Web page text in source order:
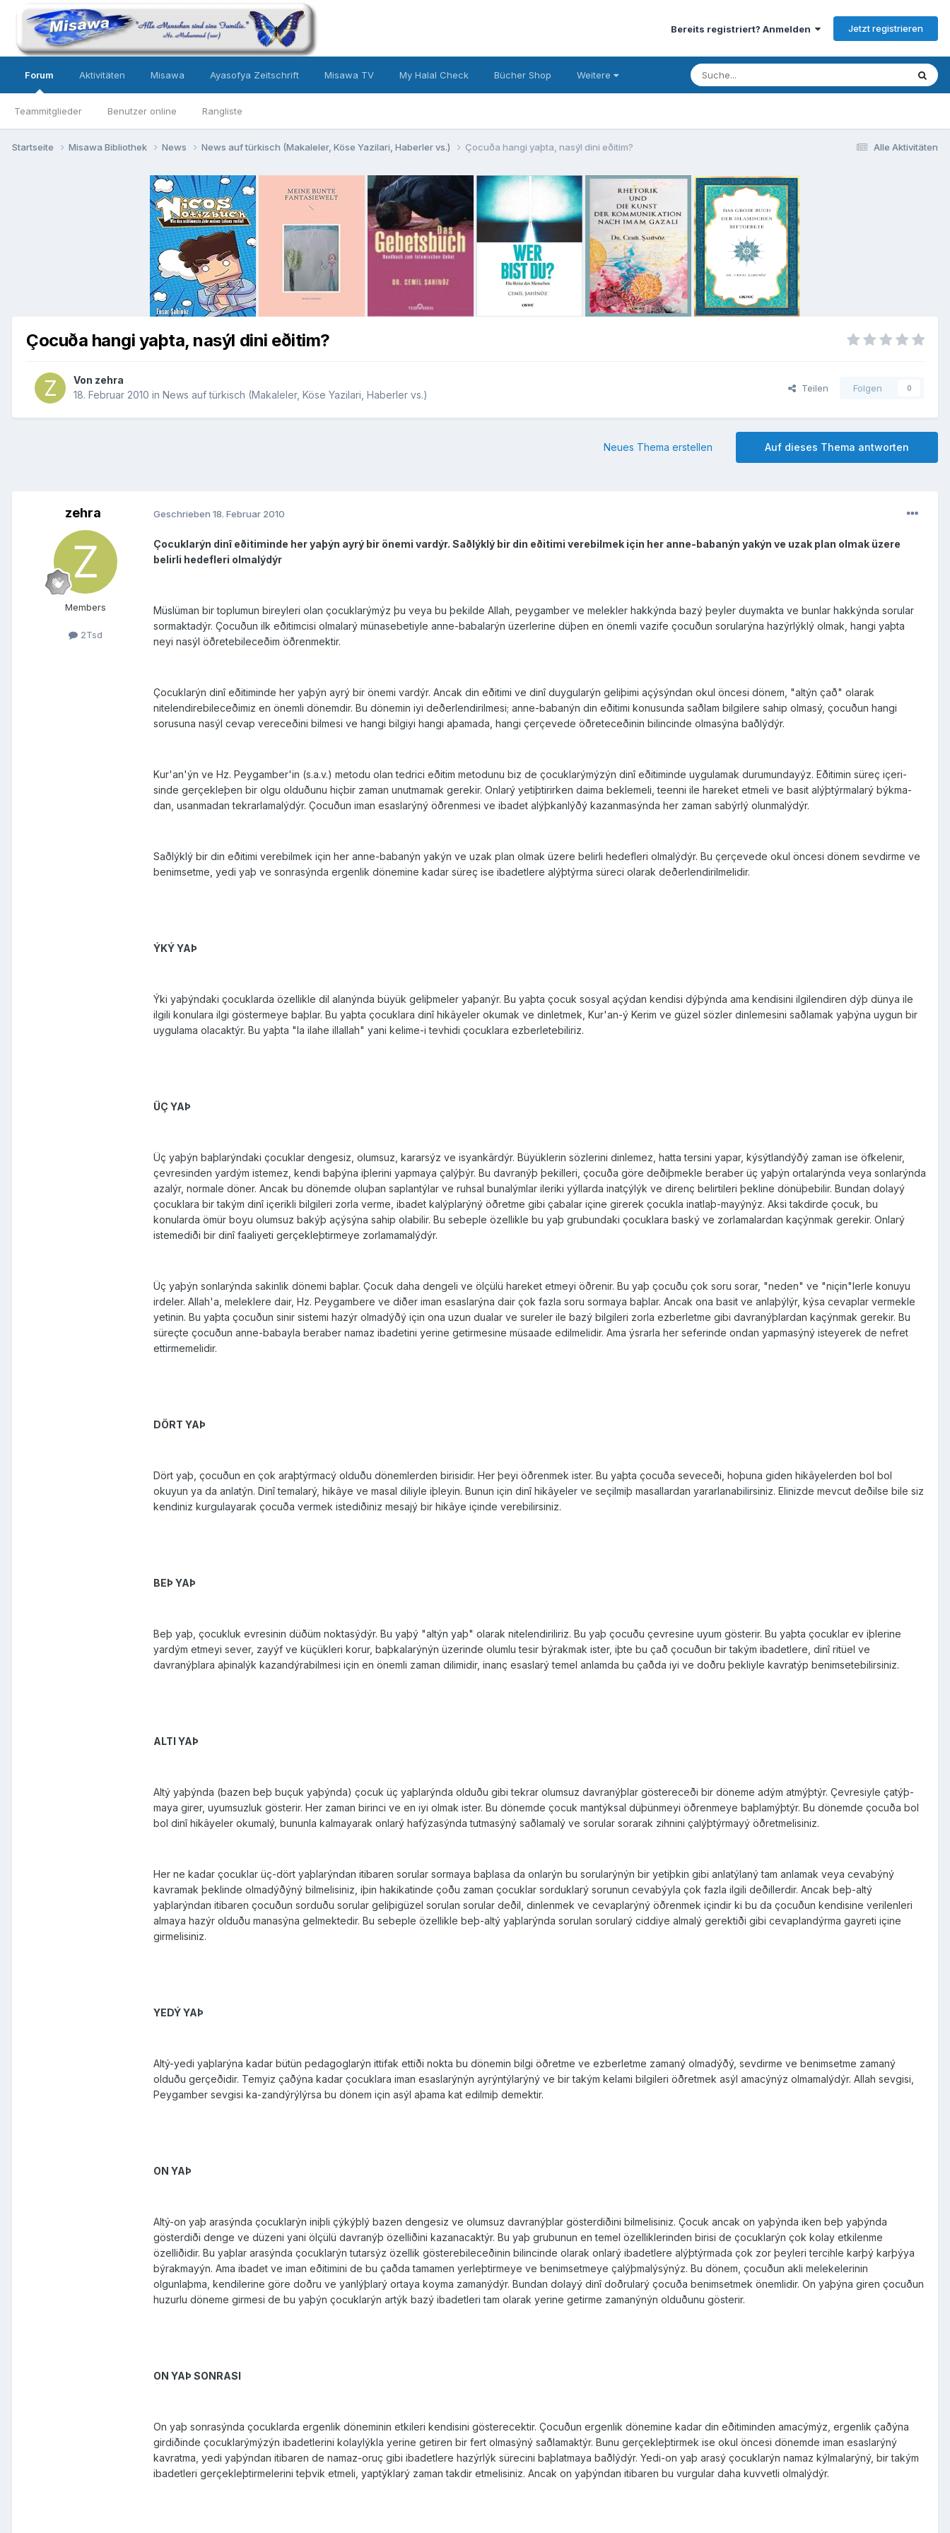
Bereits registriert? Anmelden Jetzt registrieren
Forum
Teammitglieder Benutzer online Rangliste
Aktivitäten Misawa Ayasofya Zeitschrift Misawa TV My Halal Check Bücher Shop Weitere
Alle Aktivitäten
Startseite Misawa Bibliothek News News auf türkisch (Makaleler, Köse Yazilari, Haberler vs.) Çocuða hangi yaþta, nasýl dini eðitim?
Çocuða hangi yaþta, nasýl dini eðitim?
Von zehra
18. Februar 2010 in News auf türkisch (Makaleler, Köse Yazilari, Haberler vs.)
Teilen Folgen 0
Auf dieses Thema antworten
Neues Thema erstellen
zehra
Members
2Tsd
Geschrieben 18. Februar 2010
Çocuklarýn dinî eðitiminde her yaþýn ayrý bir önemi vardýr. Saðlýklý bir din eðitimi verebilmek için her anne-babanýn yakýn ve uzak plan olmak üzere
belirli hedefleri olmalýdýr
Müslüman bir toplumun bireyleri olan çocuklarýmýz þu veya bu þekilde Allah, peygamber ve melekler hakkýnda bazý þeyler duymakta ve bunlar hakkýnda sorular
sormaktadýr. Çocuðun ilk eðitimcisi olmalarý münasebetiyle anne-babalarýn üzerlerine düþen en önemli vazife çocuðun sorularýna hazýrlýklý olmak, hangi yaþta
neyi nasýl öð­retebileceðim öðrenmektir.
Çocuklarýn dinî eðitiminde her yaþýn ayrý bir önemi vardýr. Ancak din eðitimi ve dinî duygularýn geliþimi açýsýndan okul öncesi dönem, "altýn çað" olarak
nitelendirebileceðimiz en önemli dönemdir. Bu dönemin iyi deðerlendirilmesi; anne-babanýn din eðitimi konusunda saðlam bilgilere sa­hip olmasý, çocuðun hangi
sorusuna nasýl cevap vereceðini bilmesi ve hangi bilgiyi hangi aþamada, hangi çerçe­vede öðreteceðinin bilincinde olmasýna baðlýdýr.
Kur'an'ýn ve Hz. Peygamber'in (s.a.v.) metodu olan tedrici eðitim metodunu biz de çocuklarýmýzýn dinî eði­timinde uygulamak durumundayýz. Eðitimin süreç içeri­
sinde gerçekleþen bir olgu olduðunu hiçbir zaman unut­mamak gerekir. Onlarý yetiþtirirken daima beklemeli, teenni ile hareket etmeli ve basit alýþtýrmalarý býkma­
dan, usanmadan tekrarlamalýdýr. Çocuðun iman esasla­rýný öðrenmesi ve ibadet alýþkanlýðý kazanmasýnda her zaman sabýrlý olunmalýdýr.
Saðlýklý bir din eðitimi verebilmek için her anne-babanýn yakýn ve uzak plan olmak üzere belirli hedefleri olmalýdýr. Bu çerçevede okul öncesi dönem sevdirme ve
benimsetme, yedi yaþ ve sonrasýnda ergenlik dönemine kadar süreç ise ibadetlere alýþtýrma süreci olarak deðerlendirilmelidir.
ÝKÝ YAÞ
Ýki yaþýndaki çocuklarda özellikle dil alanýnda büyük geliþmeler yaþanýr. Bu yaþta çocuk sosyal açýdan kendisi dýþýnda ama kendisini ilgilendiren dýþ dünya ile
ilgili konulara ilgi göstermeye baþlar. Bu yaþta çocuklara dinî hikâyeler okumak ve din­letmek, Kur'an-ý Kerim ve güzel sözler dinlemesini saðlamak yaþýna uygun bir
uygulama olacaktýr. Bu yaþta "la ilahe illallah" yani kelime-i tevhidi çocuk­lara ezberletebiliriz.
ÜÇ YAÞ
Üç yaþýn baþlarýndaki çocuklar dengesiz, olum­suz, kararsýz ve isyankârdýr. Büyüklerin sözlerini dinlemez, hatta tersini yapar, kýsýtlandýðý zaman ise öfkelenir,
çevresinden yardým istemez, kendi ba­þýna iþlerini yapmaya çalýþýr. Bu davranýþ þekilleri, çocuða göre deðiþmekle beraber üç yaþýn ortala­rýnda veya sonlarýnda
azalýr, normale döner. Ancak bu dönemde oluþan saplantýlar ve ruhsal bunalým­lar ileriki yýllarda inatçýlýk ve direnç belirtileri þek­line dönüþebilir. Bundan dolayý
çocuklara bir takým dinî içerikli bilgileri zorla verme, ibadet kalýplarýný öðretme gibi çabalar içine girerek çocukla inatlaþ-mayýnýz. Aksi takdirde çocuk, bu
konularda ömür boyu olumsuz bakýþ açýsýna sahip olabilir. Bu se­beple özellikle bu yaþ grubundaki çocuklara baský ve zorlamalardan kaçýnmak gerekir. Onlarý
isteme­diði bir dinî faaliyeti gerçekleþtirmeye zorlamama­lýdýr.
Üç yaþýn sonlarýnda sakinlik dönemi baþlar. Çocuk daha dengeli ve ölçülü hareket etmeyi öðrenir. Bu yaþ çocuðu çok soru sorar, "neden" ve "niçin"lerle konuyu
irdeler. Allah'a, meleklere dair, Hz. Peygam­bere ve diðer iman esaslarýna dair çok fazla soru sormaya baþlar. Ancak ona basit ve anlaþýlýr, kýsa cevaplar vermekle
yetinin. Bu yaþta çocuðun sinir sistemi hazýr olmadýðý için ona uzun dualar ve su­reler ile bazý bilgileri zorla ezberletme gibi davra­nýþlardan kaçýnmak gerekir. Bu
süreçte çocuðun anne-babayla beraber namaz ibadetini yerine ge­tirmesine müsaade edilmelidir. Ama ýsrarla her se­ferinde ondan yapmasýný isteyerek de nefret
ettir­memelidir.
DÖRT YAÞ
Dört yaþ, çocuðun en çok araþtýrmacý olduðu dönemlerden birisidir. Her þeyi öðrenmek ister. Bu yaþta çocuða seveceði, hoþuna giden hikâyelerden bol bol
okuyun ya da anlatýn. Dinî temalarý, hikâye ve masal diliyle iþleyin. Bunun için dinî hikâyeler ve seçilmiþ masallardan yararlanabilirsiniz. Elinizde mevcut deðilse bile siz
kendiniz kurgulayarak ço­cuða vermek istediðiniz mesajý bir hikâye içinde ve­rebilirsiniz.
BEÞ YAÞ
Beþ yaþ, çocukluk evresinin düðüm noktasýdýr. Bu yaþý "altýn yaþ" olarak nitelendiriliriz. Bu yaþ ço­cuðu çevresine uyum gösterir. Bu yaþta çocuklar ev iþlerine
yardým etmeyi sever, zayýf ve küçükleri ko­rur, baþkalarýnýn üzerinde olumlu tesir býrakmak is­ter, iþte bu çað çocuðun bir takým ibadetlere, dinî ritüel ve
davranýþlara aþinalýk kazandýrabilmesi için en önemli zaman dilimidir, inanç esaslarý temel an­lamda bu çaðda iyi ve doðru þekliyle kavratýp be­nimsetebilirsiniz.
ALTI YAÞ
Altý yaþýnda (bazen beþ buçuk yaþýnda) çocuk üç yaþlarýnda olduðu gibi tekrar olumsuz davranýþlar gös­tereceði bir döneme adým atmýþtýr. Çevresiyle çatýþ­
maya girer, uyumsuzluk gösterir. Her zaman birinci ve en iyi olmak ister. Bu dönemde çocuk mantýksal düþünmeyi öðrenmeye baþlamýþtýr. Bu dönemde ço­cuða bol
bol dinî hikâyeler okumalý, bununla kalma­yarak onlarý hafýzasýnda tutmasýný saðlamalý ve soru­lar sorarak zihnini çalýþtýrmayý öðretmelisiniz.
Her ne kadar çocuklar üç-dört yaþlarýndan itibaren sorular sormaya baþlasa da onlarýn bu so­rularýnýn bir yetiþkin gibi anlatýlaný tam anlamak veya cevabýný
kavramak þeklinde olmadýðýný bil­melisiniz, iþin hakikatinde çoðu zaman çocuklar sorduklarý sorunun cevabýyla çok fazla ilgili de­ðillerdir. Ancak beþ-altý
yaþlarýndan itibaren ço­cuðun sorduðu sorular geliþigüzel sorulan sorular deðil, dinlenmek ve cevaplarýný öðrenmek için­dir ki bu da çocuðun kendisine verilenleri
almaya hazýr olduðu manasýna gelmektedir. Bu sebeple özellikle beþ-altý yaþlarýnda sorulan sorularý cid­diye almalý gerektiði gibi cevaplandýrma gayreti içine
girmelisiniz.
YEDÝ YAÞ
Altý-yedi yaþlarýna kadar bütün pedagoglarýn ittifak ettiði nokta bu dönemin bilgi öðretme ve ezberletme zamaný olmadýðý, sevdirme ve benim­setme zamaný
olduðu gerçeðidir. Temyiz çaðýna kadar çocuklara iman esaslarýnýn ayrýntýlarýný ve bir takým kelami bilgileri öðretmek asýl amacýnýz olmamalýdýr. Allah sevgisi,
Peygamber sevgisi ka-zandýrýlýrsa bu dönem için asýl aþama kat edilmiþ demektir.
ON YAÞ
Altý-on yaþ arasýnda çocuklarýn iniþli çýkýþlý ba­zen dengesiz ve olumsuz davranýþlar gösterdiðini bilmelisiniz. Çocuk ancak on yaþýnda iken beþ ya­þýnda
gösterdiði denge ve düzeni yani ölçülü dav­ranýþ özelliðini kazanacaktýr. Bu yaþ grubunun en temel özelliklerinden birisi de çocuklarýn çok kolay etkilenme
özelliðidir. Bu yaþlar arasýnda çocuklarýn tutarsýz özellik gösterebileceðinin bilincinde olarak onlarý ibadetlere alýþtýrmada çok zor þeyleri tercihle karþý karþýya
býrakmayýn. Ama ibadet ve iman eði­timini de bu çaðda tamamen yerleþtirmeye ve be­nimsetmeye çalýþmalýsýnýz. Bu dönem, çocuðun akli melekelerinin
olgunlaþma, kendilerine göre doðru ve yanlýþlarý ortaya koyma zamanýdýr. Bundan do­layý dinî doðrularý çocuða benimsetmek önemlidir. On yaþýna giren çocuðun
huzurlu döneme girmesi de bu yaþýn çocuklarýn artýk bazý ibadetleri tam ola­rak yerine getirme zamanýnýn olduðunu gösterir.
ON YAÞ SONRASI
On yaþ sonrasýnda çocuklarda ergenlik dönemi­nin etkileri kendisini gösterecektir. Çocuðun ergen­lik dönemine kadar din eðitiminden amacýmýz, er­genlik çaðýna
girdiðinde çocuklarýmýzýn ibadetlerini kolaylýkla yerine getiren bir fert olmasýný saðlamak­týr. Bunu gerçekleþtirmek ise okul öncesi dönemde iman esaslarýný
kavratma, yedi yaþýndan itibaren de namaz-oruç gibi ibadetlere hazýrlýk sürecini baþlat­maya baðlýdýr. Yedi-on yaþ arasý çocuklarýn namaz kýlmalarýný, bir takým
ibadetleri gerçekleþtirmele­rini teþvik etmeli, yaptýklarý zaman takdir etmelisi­niz. Ancak on yaþýndan itibaren bu vurgular daha kuvvetli olmalýdýr.